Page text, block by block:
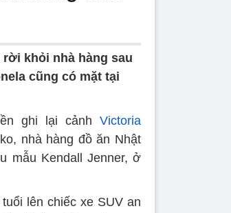
khỏi nhà hàng sau
cũng có mặt tại
ghi lại cảnh Victoria
nhà hàng đồ ăn Nhật
mẫu Kendall Jenner, ở
lên chiếc xe SUV an